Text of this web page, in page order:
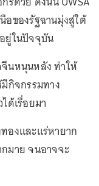
ของรัฐฉานมุ่งสู่ใต้
ยู่ในปัจจุบัน
นหนุนหลัง ทำให้
กิจกรรมทาง
ด้เรื่อยมา
องและแร่หายาก
มาย จนอาจจะ